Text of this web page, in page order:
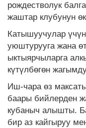
рождестволук
жаштар клубунун
Катышуучулар
уюштурууга жана
ыктыярчыларга
күтүлбөгөн
Иш-чара өз
баары бийлерден
кубаныч алышты.
бир аз кайгыруу